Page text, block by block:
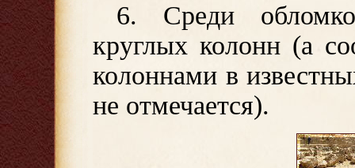
6. Среди
круглых колонн (а
колоннами в
не отмечается).